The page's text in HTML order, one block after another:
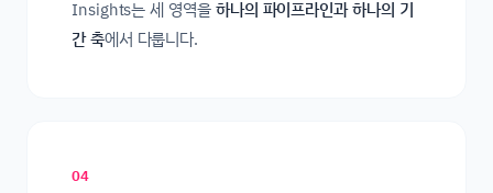
Insights는 세 영역을하나의 파이프라인과 하나의 기
간 축에서 다룹니다.
04